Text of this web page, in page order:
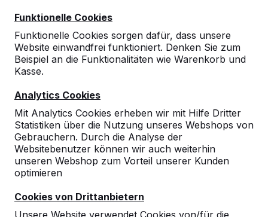
Funktionelle Cookies
Funktionelle Cookies sorgen dafür, dass unsere
Website einwandfrei funktioniert. Denken Sie zum
Beispiel an die Funktionalitäten wie Warenkorb und
Kasse.
Analytics Cookies
Mit Analytics Cookies erheben wir mit Hilfe Dritter
Statistiken über die Nutzung unseres Webshops von
Gebrauchern. Durch die Analyse der
Websitebenutzer können wir auch weiterhin
unseren Webshop zum Vorteil unserer Kunden
optimieren
Cookies von Drittanbietern
Unsere Website verwendet Cookies von/für die
10